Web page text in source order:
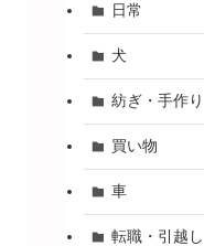
日常
犬
紡ぎ・手作り
買い物
車
転職・引越し